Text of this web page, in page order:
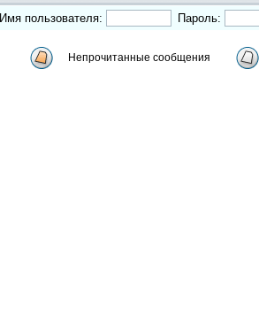
Имя пользователя:
Пароль:
Непрочитанные сообщения